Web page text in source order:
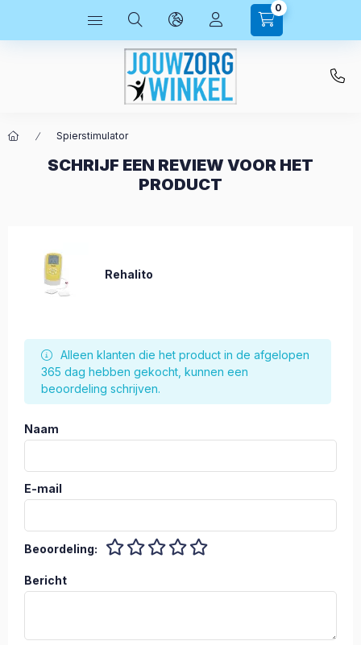
0
Spierstimulator
SCHRIJF EEN REVIEW VOOR HET
PRODUCT
Rehalito
Alleen klanten die het product in de afgelopen
365 dag hebben gekocht, kunnen een
beoordeling schrijven.
Naam
E-mail
Beoordeling:
Bericht